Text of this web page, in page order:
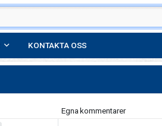
KONTAKTA OSS
Egna kommentarer